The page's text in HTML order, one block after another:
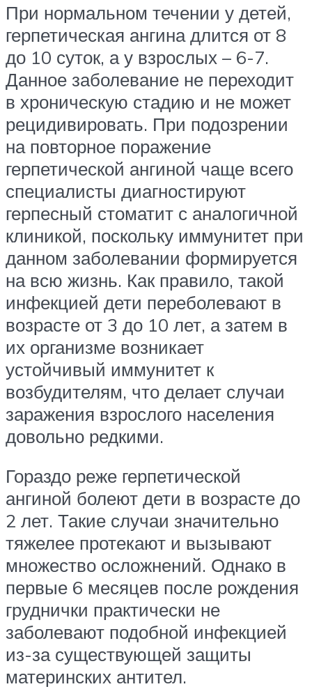
При нормальном течении у детей,
герпетическая ангина длится от 8
до 10 суток, а у взрослых – 6-7.
Данное заболевание не переходит
в хроническую стадию и не может
рецидивировать. При подозрении
на повторное поражение
герпетической ангиной чаще всего
специалисты диагностируют
герпесный стоматит с аналогичной
клиникой, поскольку иммунитет при
данном заболевании формируется
на всю жизнь. Как правило, такой
инфекцией дети переболевают в
возрасте от 3 до 10 лет, а затем в
их организме возникает
устойчивый иммунитет к
возбудителям, что делает случаи
заражения взрослого населения
довольно редкими.
Гораздо реже герпетической
ангиной болеют дети в возрасте до
2 лет. Такие случаи значительно
тяжелее протекают и вызывают
множество осложнений. Однако в
первые 6 месяцев после рождения
груднички практически не
заболевают подобной инфекцией
из-за существующей защиты
материнских антител.